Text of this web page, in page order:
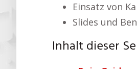
Einsatz von
Slides und
Inhalt dieser